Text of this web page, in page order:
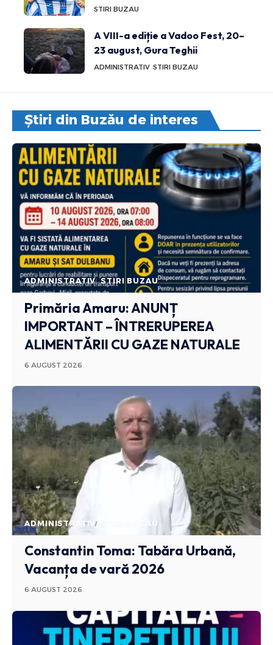
STIRI BUZAU
A VIII-a ediție a Vadoo Fest, 20–
23 august, Gura Teghii
ADMINISTRATIV STIRI BUZAU
Știri din Buzău de interes
ADMINISTRATIV STIRI BUZAU
Primăria Amaru: ANUNȚ
IMPORTANT – ÎNTRERUPEREA
ALIMENTĂRII CU GAZE NATURALE
6 AUGUST 2026
ADMINISTRATIV STIRI BUZAU
Constantin Toma: Tabăra Urbană,
Vacanța de vară 2026
6 AUGUST 2026